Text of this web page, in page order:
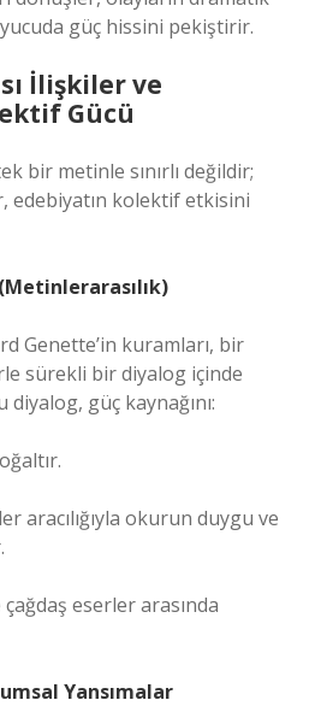
güç hissini pekiştirir.
İlişkiler ve
Gücü
bir metinle sınırlı değildir;
edebiyatın kolektif etkisini
Genette’in kuramları, bir
sürekli bir diyalog içinde
güç kaynağını:
aracılığıyla okurun duygu ve
eserler arasında
Yansımalar